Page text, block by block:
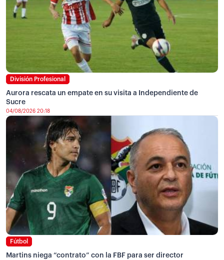
División Profesional
Aurora rescata un empate en su visita a Independiente de
Sucre
04/08/2026 20:18
Fútbol
Martins niega “contrato” con la FBF para ser director